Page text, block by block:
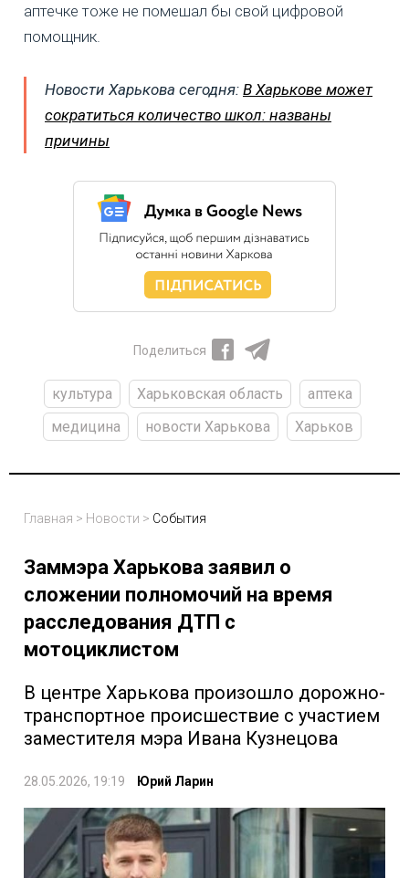
аптечке тоже не помешал бы свой цифровой
помощник.
Новости Харькова сегодня: В Харькове может
сократиться количество школ: названы
причины
Поделиться
культура Харьковская область
аптека
медицина
новости Харькова Харьков
Главная > Новости > События
Заммэра Харькова заявил о
сложении полномочий на время
расследования ДТП с
мотоциклистом
В центре Харькова произошло дорожно-
транспортное происшествие с участием
заместителя мэра Ивана Кузнецова
28.05.2026, 19:19 Юрий Ларин